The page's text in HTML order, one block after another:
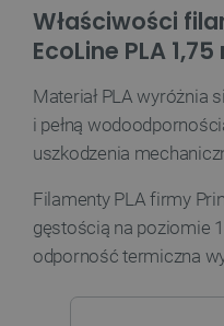
Właściwości
EcoLine PLA
Materiał PLA wyróżnia
i pełną
uszkodzenia
Filamenty PLA firmy
gęstością na poziomie
odporność termiczna
PHPSESSID